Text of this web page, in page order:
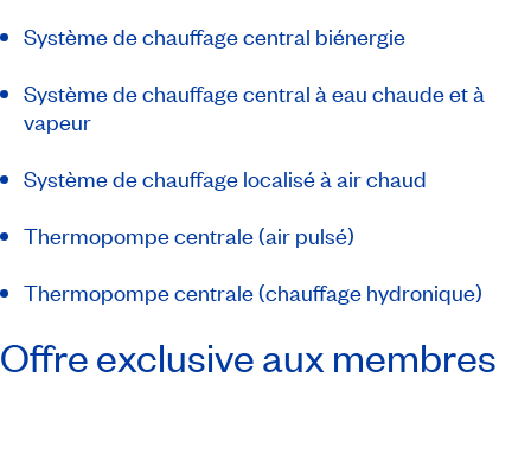
Système de chauffage central biénergie
Système de chauffage central à eau chaude et à
vapeur
Système de chauffage localisé à air chaud
Thermopompe centrale (air pulsé)
Thermopompe centrale (chauffage hydronique)
Offre exclusive aux membres